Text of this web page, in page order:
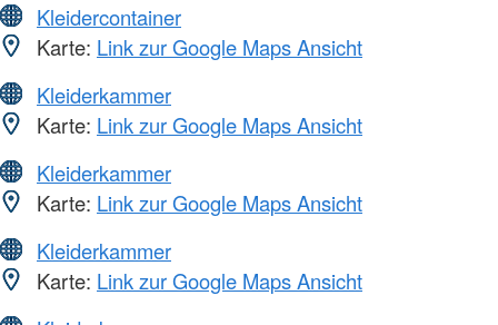
Kleidercontainer
Karte: Link zur Google Maps Ansicht
Kleiderkammer
Karte: Link zur Google Maps Ansicht
Kleiderkammer
Karte: Link zur Google Maps Ansicht
Kleiderkammer
Karte: Link zur Google Maps Ansicht